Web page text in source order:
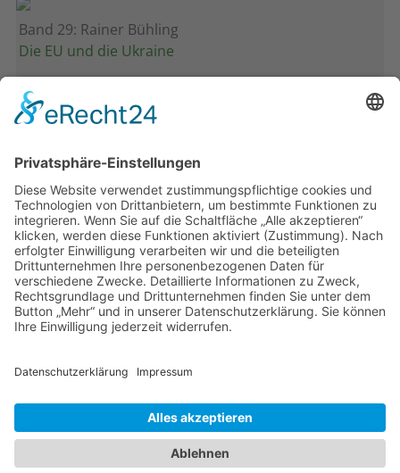
Band 29: Rainer Bühling
Die EU und die Ukraine
Band 28: Andrea Zeller
Eurorettung um jeden Preis?
Band 27: Thomas Jansen
Europa verstehen
Band 26: Andreas Öffner
Die Macht der Interessen
Band 25: Edmund Ratka
Deutschlands Mittelmeerpolitik
PDF-Flyer zur Schriftenreihe